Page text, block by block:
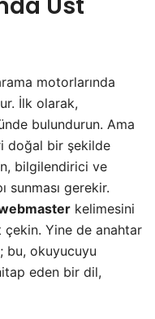
motorlarında
İlk olarak,
bulundurun. Ama
doğal bir şekilde
bilgilendirici ve
sunması gerekir.
kelimesini
çekin. Yine de anahtar
bu, okuyucuyu
eden bir dil,